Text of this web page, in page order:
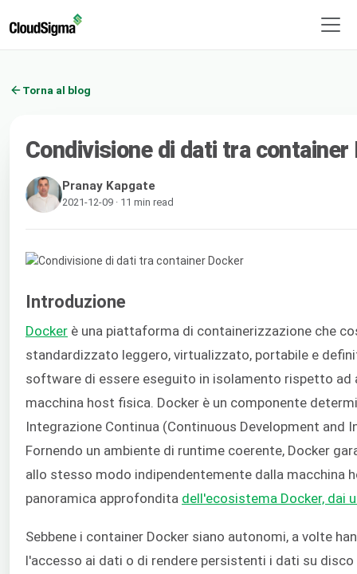
Torna al blog
Condivisione di dati tra container
Pranay Kapgate
2021-12-09 · 11 min read
Introduzione
Docker è una piattaforma di containerizzazione che
standardizzato leggero, virtualizzato, portabile e
software di essere eseguito in isolamento rispetto
macchina host fisica. Docker è un componente
Integrazione Continua (Continuous Development
Fornendo un ambiente di runtime coerente, Docker
allo stesso modo indipendentemente dalla macchina
panoramica approfondita dell'ecosistema Docker, dai
Sebbene i container Docker siano autonomi, a volte
l'accesso ai dati o di rendere persistenti i dati su